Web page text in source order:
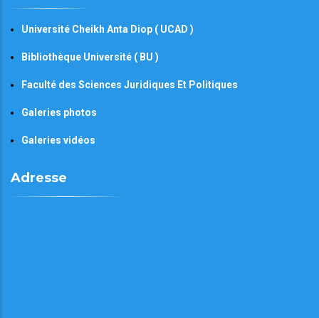
Université Cheikh Anta Diop ( UCAD )
Bibliothèque Université ( BU )
Faculté des Sciences Juridiques Et Politiques
Galeries photos
Galeries vidéos
Adresse